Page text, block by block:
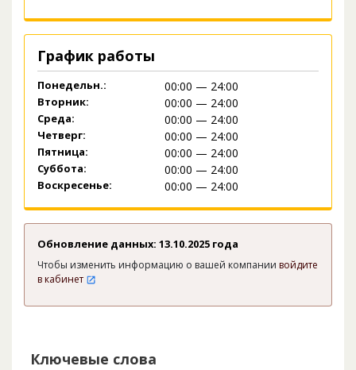
График работы
Понедельн.: 00:00 — 24:00
Вторник: 00:00 — 24:00
Среда: 00:00 — 24:00
Четверг: 00:00 — 24:00
Пятница: 00:00 — 24:00
Суббота: 00:00 — 24:00
Воскресенье: 00:00 — 24:00
Обновление данных: 13.10.2025 года
Чтобы изменить информацию о вашей компании войдите
в кабинет
Ключевые слова